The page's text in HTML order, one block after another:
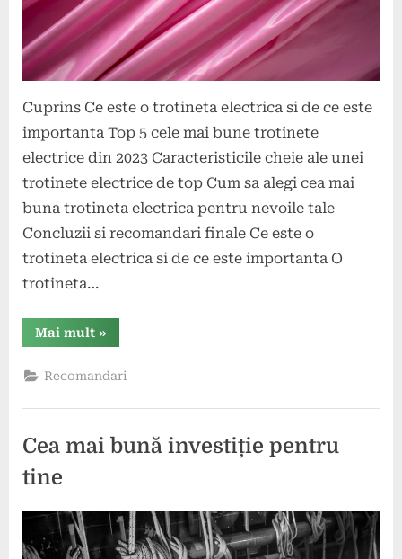
Cuprins Ce este o trotineta electrica si de ce este
importanta Top 5 cele mai bune trotinete
electrice din 2023 Caracteristicile cheie ale unei
trotinete electrice de top Cum sa alegi cea mai
buna trotineta electrica pentru nevoile tale
Concluzii si recomandari finale Ce este o
trotineta electrica si de ce este importanta O
trotineta…
Mai mult“Cele
mai
trotinete
electrice
nevoile
»
Recomandari
Cea mai bună investiție pentru
tine
Posted
on
iulie
comunicat